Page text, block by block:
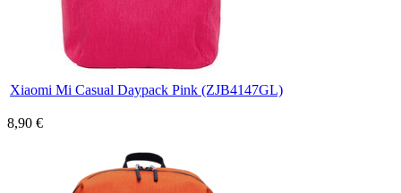
Xiaomi Mi Casual Daypack Pink (ZJB4147GL)
8,90 €